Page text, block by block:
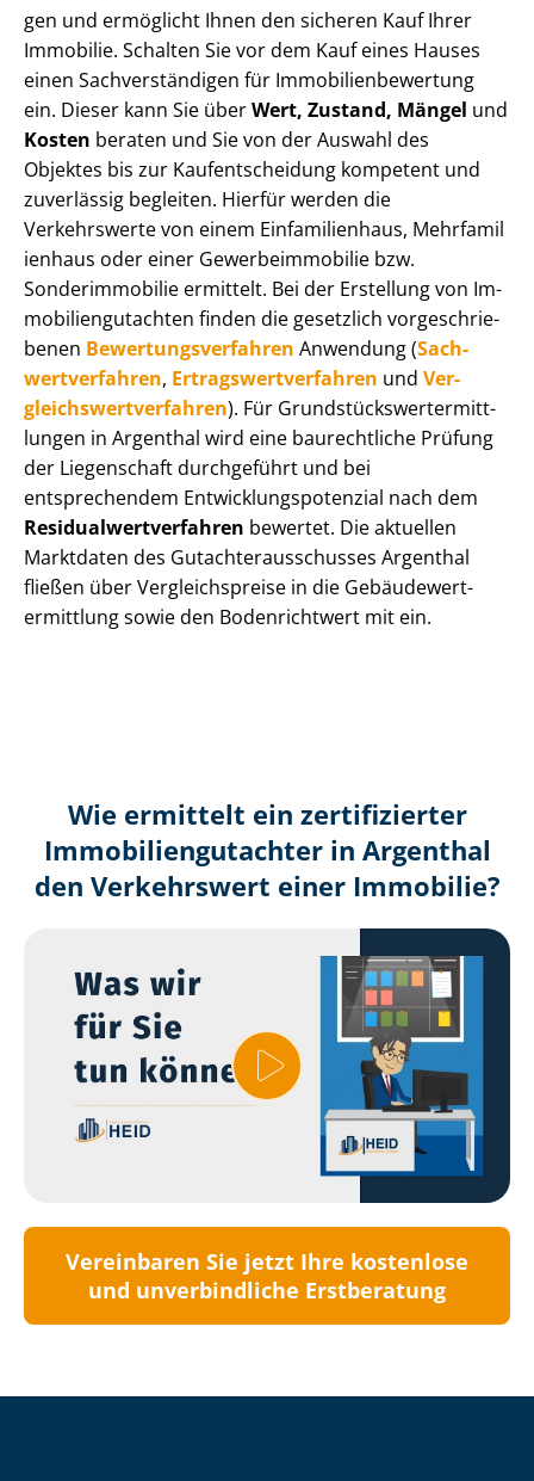
gen und ermöglicht Ihnen den sicheren Kauf Ihrer
Immobilie. Schalten Sie vor dem Kauf eines Hauses
einen Sach­ver­stän­di­gen für Im­mo­bi­li­en­be­wer­tung
ein. Dieser kann Sie überWert, Zustand, Mängel und
Kosten beraten und Sie von der Auswahl des
Objektes bis zur Kauf­ent­schei­dung kompetent und
zuverlässig begleiten. Hierfür werden die
Verkehrswerte von einem Einfamilienhaus, Mehr­fa­mi­l
i­en­haus oder einer Ge­wer­be­im­mo­bi­lie bzw.
Sonderimmobilie ermittelt. Bei der Erstellung von Im­
mo­bi­li­en­gut­ach­ten finden die gesetzlich vor­ge­schrie­
be­nen Be­wer­tungs­ver­fah­ren Anwendung (Sach­
wert­ver­fah­ren, Er­trags­wert­ver­fah­ren und Ver­
gleichs­wert­ver­fah­ren). Für Grund­stücks­wert­ermitt­
lun­gen in Argenthal wird eine baurechtliche Prüfung
der Liegenschaft durchgeführt und bei
entsprechendem Ent­wick­lungs­po­ten­zi­al nach dem
Re­si­du­al­wert­ver­fah­ren bewertet. Die aktuellen
Marktdaten des Gut­ach­ter­aus­schus­ses Argenthal
fließen über Ver­gleichs­prei­se in die Ge­bäu­de­wert­
ermitt­lung sowie den Bodenrichtwert mit ein.
Wie ermittelt ein zertifizierter
Immobilien­gutachter in Argenthal
den Verkehrswert einer Immobilie?
Vereinbaren Sie jetzt Ihre kostenlose
und unverbindliche Erstberatung